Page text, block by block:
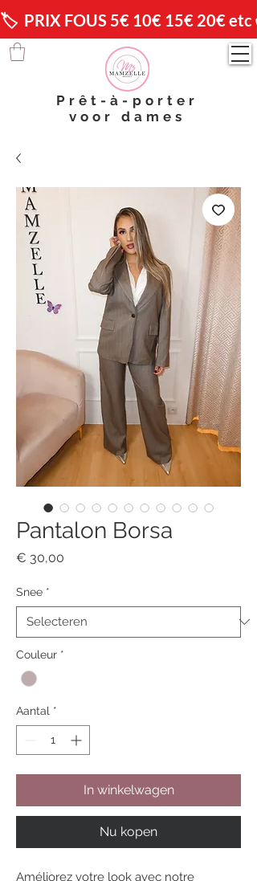
🏷️  PRIX FOUS 5€ 10€ 15€ 20€ etc
Prêt-à-porter
voor dames
Pantalon Borsa
€ 30,00
Snee *
Couleur *
Aantal *
In winkelwagen
Nu kopen
Améliorez votre look avec notre